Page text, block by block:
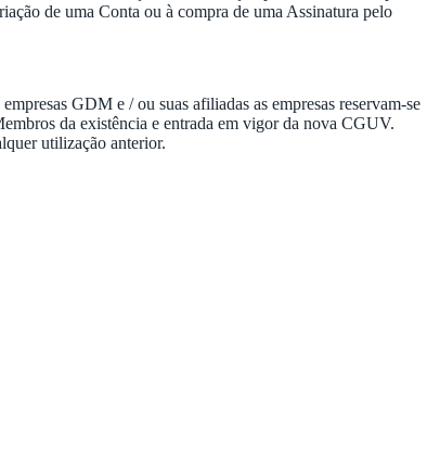
de uma Conta ou à compra de uma Assinatura pelo
GDM e / ou suas afiliadas as empresas reservam-se
da existência e entrada em vigor da nova CGUV.
utilização anterior.